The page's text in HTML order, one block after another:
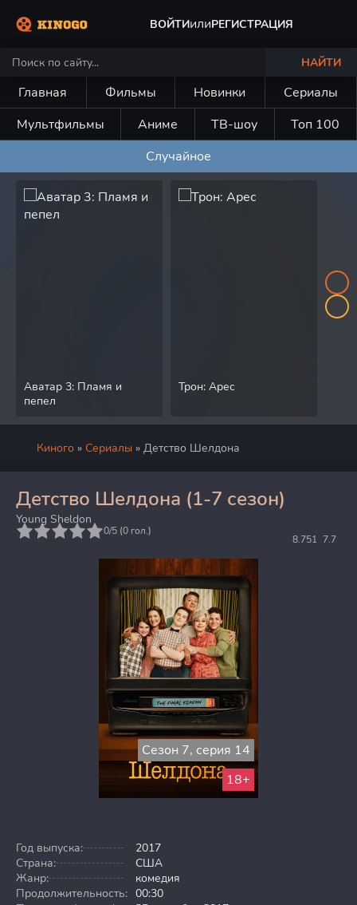
ВОЙТИилиРЕГИСТРАЦИЯ
НАЙТИ
Главная Фильмы Новинки
Сериалы
Мультфильмы
Аниме ТВ-шоу
Топ 100
Случайное
Аватар 3: Пламя и
пепел
Трон: Арес
Киного » Сериалы » Детство Шелдона
Детство Шелдона (1-7 сезон)
Young Sheldon
8.751 7.7
0/5 (0 гол.)
Сезон 7, серия 14
18+
Год выпуска:
2017
Страна:
США
Жанр:
комедия
Продолжительность: 00:30